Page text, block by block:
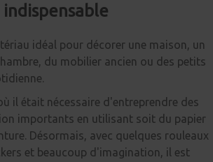
indispensable
idéal pour décorer une maison, un
du mobilier ancien ou des petits
il était nécessaire d'entreprendre des
importants en utilisant soit du papier
Désormais, avec quelques rouleaux
et beaucoup d'imagination, il est